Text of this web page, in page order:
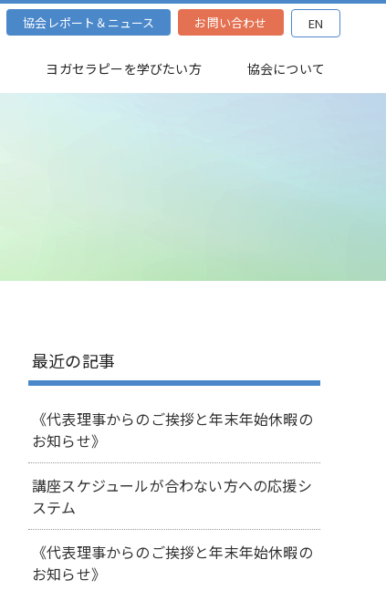
ヨガセラピーを学びたい方 協会について
協会レポート＆ニュース お問い合わせ EN
最近の記事
《代表理事からのご挨拶と年末年始休暇の
お知らせ》
講座スケジュールが合わない方への応援シ
ステム
《代表理事からのご挨拶と年末年始休暇の
お知らせ》